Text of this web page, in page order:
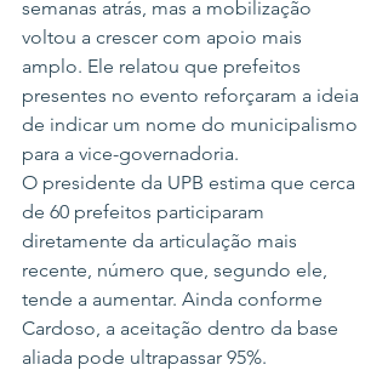
semanas atrás, mas a mobilização
voltou a crescer com apoio mais
amplo. Ele relatou que prefeitos
presentes no evento reforçaram a ideia
de indicar um nome do municipalismo
para a vice-governadoria.
O presidente da UPB estima que cerca
de 60 prefeitos participaram
diretamente da articulação mais
recente, número que, segundo ele,
tende a aumentar. Ainda conforme
Cardoso, a aceitação dentro da base
aliada pode ultrapassar 95%.